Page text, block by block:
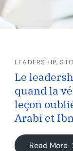
LEADERSHIP,
Le
quand la
leçon
Arabi et
Read More